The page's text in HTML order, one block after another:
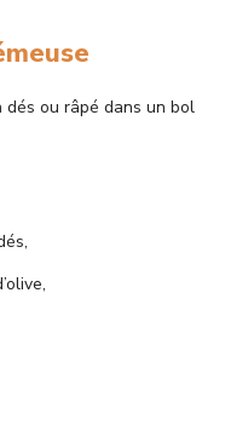
ou râpé dans un bol